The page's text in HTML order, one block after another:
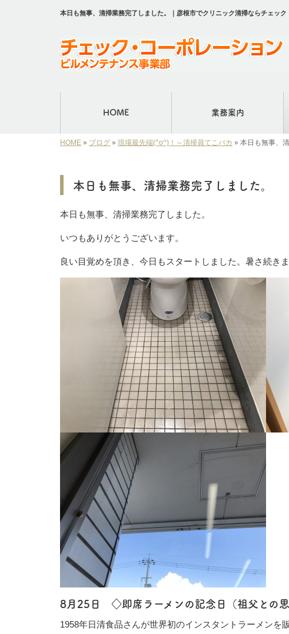
本日も無事、清掃業務完了しました。｜彦根市でクリニック清掃ならチェッ
HOME 業務案内
HOME » ブログ » 現場最先端(^o^)！～清掃員てこパカ » 本日も無事、
本日も無事、清掃業務完了しました。
本日も無事、清掃業務完了しました。
いつもありがとうございます。
良い目覚めを頂き、今日もスタートしました。暑さ続き
8月25日 ◇即席ラーメンの記念日（祖父との思
1958年日清食品さんが世界初のインスタントラーメンを